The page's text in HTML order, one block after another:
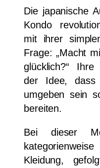
Die japanische
Kondo
mit ihrer
Frage: „Macht
glücklich?“
der Idee,
umgeben sein
bereiten.
Bei dieser
Kleidung,